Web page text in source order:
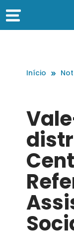
Início